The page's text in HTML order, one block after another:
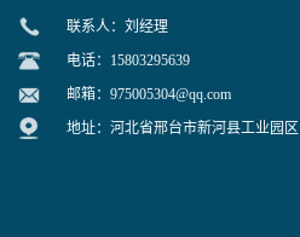
联系人：刘经理
电话：15803295639
邮箱： 975005304@qq.com
地址：河北省邢台市新河县工业园区